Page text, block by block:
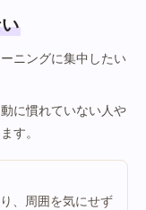
ニングに集中したい
に慣れていない人や
す。
、周囲を気にせず